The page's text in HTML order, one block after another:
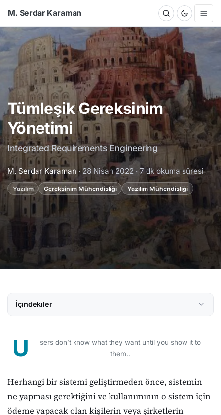
M. Serdar Karaman
Tümleşik Gereksinim
Yönetimi
Integrated Requirements Engineering
M. Serdar Karaman · 28 Nisan 2022 · 7 dk okuma süresi
Yazılım Gereksinim Mühendisliği Yazılım Mühendisliği
İçindekiler
U
sers don’t know what they want until you show it to
them..
Herhangi bir sistemi geliştirmeden önce, sistemin
ne yapması gerektiğini ve kullanımının o sistem için
ödeme yapacak olan kişilerin veya şirketlerin